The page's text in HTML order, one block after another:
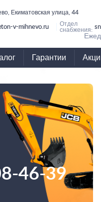
Екиматовская улица, 44
v-mihnevo.ru
Отдел
снабжения:
Гарантии
46-39